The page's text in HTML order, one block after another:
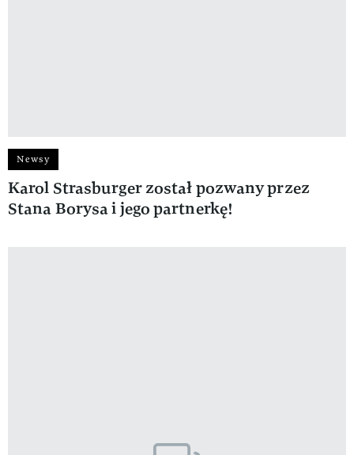
Newsy
Karol Strasburger został pozwany przez
Stana Borysa i jego partnerkę!